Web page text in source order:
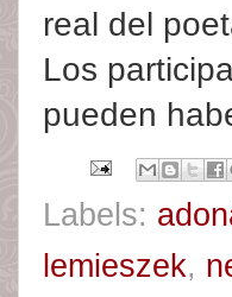
real del
Los
pueden
Labels:
lemieszek,